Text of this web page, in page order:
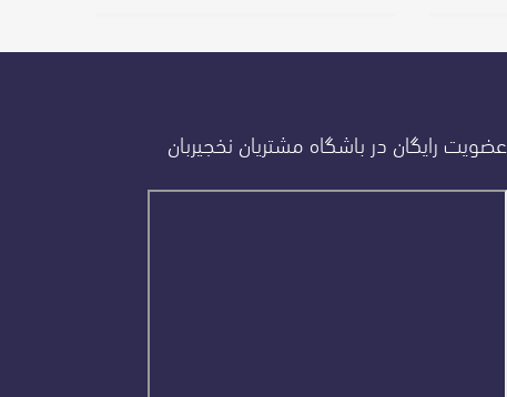
عضویت رایگان در باشگاه مشتریان نخجیربان